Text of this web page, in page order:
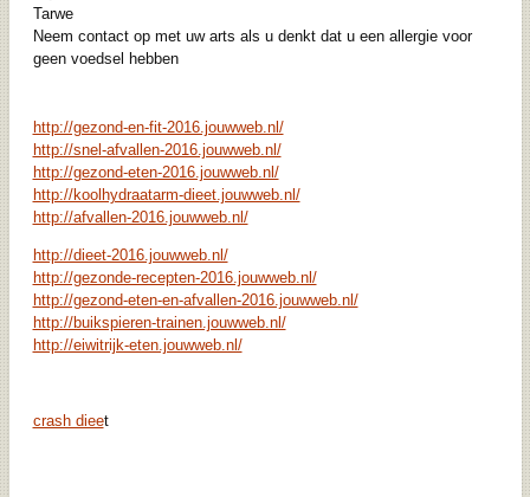
Tarwe
Neem contact op met uw arts als u denkt dat u een allergie voor
geen voedsel hebben
http://gezond-en-fit-2016.jouwweb.nl/
http://snel-afvallen-2016.jouwweb.nl/
http://gezond-eten-2016.jouwweb.nl/
http://koolhydraatarm-dieet.jouwweb.nl/
http://afvallen-2016.jouwweb.nl/
http://dieet-2016.jouwweb.nl/
http://gezonde-recepten-2016.jouwweb.nl/
http://gezond-eten-en-afvallen-2016.jouwweb.nl/
http://buikspieren-trainen.jouwweb.nl/
http://eiwitrijk-eten.jouwweb.nl/
crash dieet